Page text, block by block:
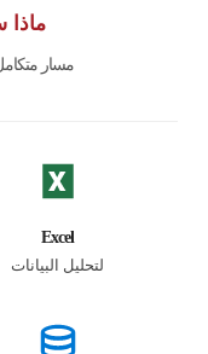
ماذا
مسار
Excel
لتحليل البيانات